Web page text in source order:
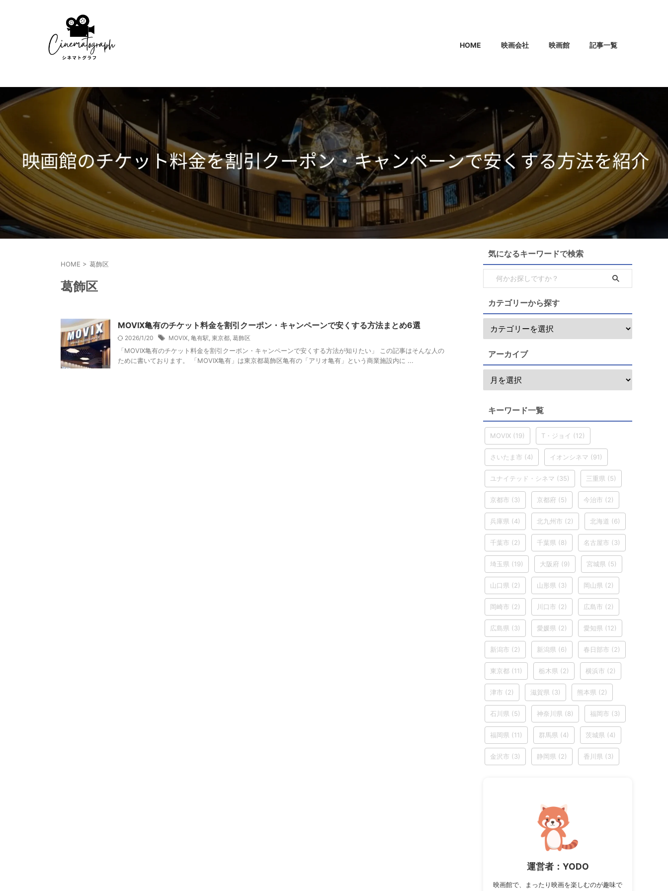
HOME 映画会社 映画館 記事一覧
HOME > 葛飾区
葛飾区
MOVIX亀有のチケット料金を割引クーポン・キャンペーンで安くする方法まとめ6選
2026/1/20 MOVIX 亀有駅 東京都 葛飾区
「MOVIX亀有のチケット料金を割引クーポン・キャンペーンで安くする方法が知りたい」 この記事はそんな人の
ために書いております。 「MOVIX亀有」は東京都葛飾区亀有の「アリオ亀有」という商業施設内に ...
気になるキーワードで検索
カテゴリーから探す
アーカイブ
キーワード一覧
MOVIX (19) T・ジョイ (12)
さいたま市 (4) イオンシネマ (91)
ユナイテッド・シネマ (35) 三重県 (5)
京都市 (3) 京都府 (5) 今治市 (2)
兵庫県 (4) 北九州市 (2) 北海道 (6)
千葉市 (2) 千葉県 (8) 名古屋市 (3)
埼玉県 (19) 大阪府 (9) 宮城県 (5)
山口県 (2) 山形県 (3) 岡山県 (2)
岡崎市 (2) 川口市 (2) 広島市 (2)
広島県 (3) 愛媛県 (2) 愛知県 (12)
新潟市 (2) 新潟県 (6) 春日部市 (2)
東京都 (11) 栃木県 (2) 横浜市 (2)
津市 (2) 滋賀県 (3) 熊本県 (2)
石川県 (5) 神奈川県 (8) 福岡市 (3)
福岡県 (11) 群馬県 (4) 茨城県 (4)
金沢市 (3) 静岡県 (2) 香川県 (3)
運営者：YODO
映画館で、まったり映画を楽しむのが趣味で